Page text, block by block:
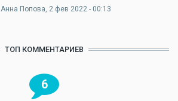
Анна Попова, 2 фев 2022 - 00:13
ТОП КОММЕНТАРИЕВ
6